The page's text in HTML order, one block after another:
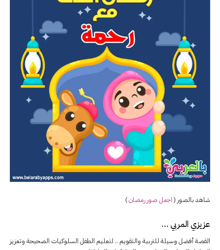
شاهد بالصور (اجمل صور رمضان)
عزيزي المربي …
القصة أفضل وسيلة للتربية والتقويم .. لتعليم الطفل السلوكيات الصحيحة وتعزيز